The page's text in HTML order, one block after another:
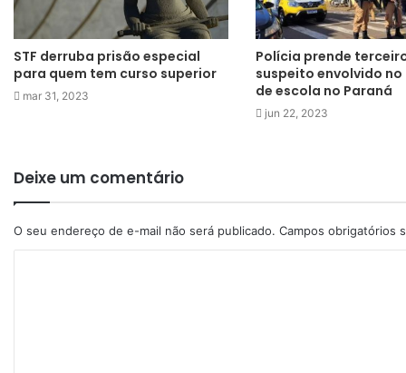
STF derruba prisão especial
para quem tem curso superior
mar 31, 2023
Polícia prende
suspeito envolvido
de escola no Paraná
jun 22, 2023
Deixe um comentário
O seu endereço de e-mail não será publicado. Campos obrigatórios